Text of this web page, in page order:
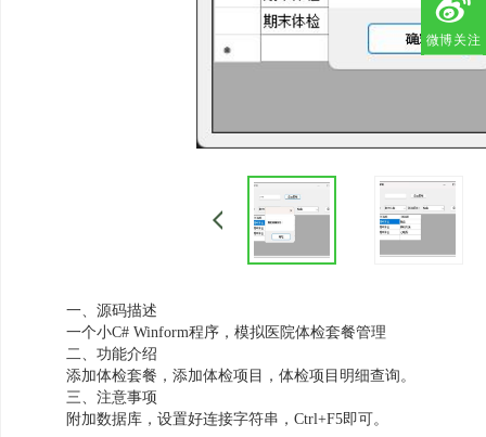
微博关注
一、源码描述
一个小C# Winform程序，模拟医院体检套餐管理
二、功能介绍
添加体检套餐，添加体检项目，体检项目明细查询。
三、注意事项
附加数据库，设置好连接字符串，Ctrl+F5即可。